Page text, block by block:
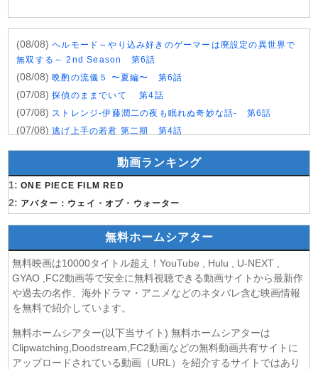
(08/08)ヘルモード～やり込み好きのゲーマーは廃設定の異世界で
無双する～ 2nd Season 第6話
(08/08)晩酌の流儀５ 〜夏編〜 第6話
(07/08)探偵のままでいて 第4話
(07/08) ストレンジ-伊藤潤二の夜も眠れぬ奇妙な話- 第6話
(07/08)逃げ上手の若君 第二期 第4話
(07/08)神の雫 第18話
うちの弟どもがすみません 第6話
(07/08)これ描いて死ね 第6話
(07/08)ここは俺に任せて先に行けと言ってから10年がたったら伝
説になっていた。 第6話
領民0人スタートの辺境領主様 第6話
(07/08)しもべの王子様 第6話
(07/08)転生したらスライムだった件 第4期 第17話
(07/08) 金曜ロードショー 動画 2026年8月7日
(07/08)Tシャツが乾くまで 第5話
(07/08) 乙女怪獣キャラメリゼ 第6話
(07/08) チョッちゃん 第87話
動画ランキング
1: ONE PIECE FILM RED
2: アバター：ウェイ・オブ・ウォーター
無料ホームシアター
無料映画は10000タイトル超え！YouTube , Hulu , U-NEXT ,
GYAO ,FC2動画等で安全に無料視聴できる動画サイトから最新作
や過去の名作、海外ドラマ・アニメなどのネタバレ含む映画情報
を無料で紹介しています。
無料ホームシアター(以下当サイト) 無料ホームシアターは
Clipwatching,Doodstream,FC2動画などの無料動画共有サイトに
アップロードされている動画（URL）を紹介するサイトではあり